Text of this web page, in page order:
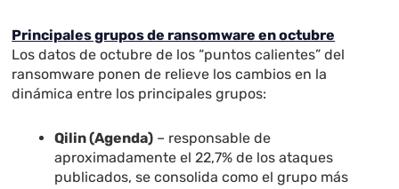
Principales grupos de ransomware en octubre
Los datos de octubre de los “puntos calientes” del
ransomware ponen de relieve los cambios en la
dinámica entre los principales grupos:
Qilin (Agenda) – responsable de
aproximadamente el 22,7% de los ataques
publicados, se consolida como el grupo más